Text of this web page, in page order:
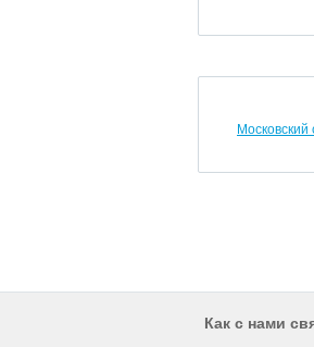
Московский
Как с нами